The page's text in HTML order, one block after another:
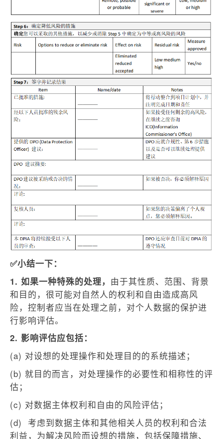
✅小结一下：
1. 如果一种特殊的处理， 由于其性质、范围、背景
和目的，很可能对自然人的权利和自由造成高风
险，控制者应当在处理之前，对个人数据的保护进
行影响评估。
2. 影响评估应包括：
(a) 对设想的处理操作和处理目的的系统描述；
(b) 就目的而言，对处理操作的必要性和相称性的评
估；
(c) 对数据主体权利和自由的风险评估；
(d) 考虑到数据主体和其他相关人员的权利和合法
利益，为解决风险而设想的措施，包括保障措施、